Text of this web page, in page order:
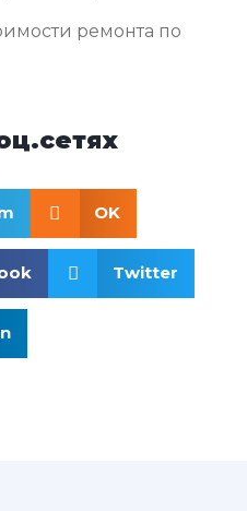
ремонта по
OK
Twitter